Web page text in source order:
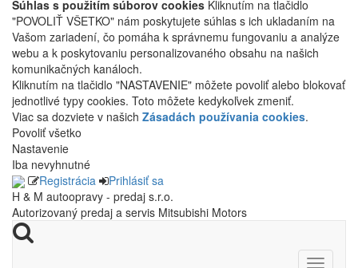
Súhlas s použitím súborov cookies Kliknutím na tlačidlo
"POVOLIŤ VŠETKO" nám poskytujete súhlas s ich ukladaním na
Vašom zariadení, čo pomáha k správnemu fungovaniu a analýze
webu a k poskytovaniu personalizovaného obsahu na našich
komunikačných kanáloch.
Kliknutím na tlačidlo "NASTAVENIE" môžete povoliť alebo blokovať
jednotlivé typy cookies. Toto môžete kedykoľvek zmeniť.
Viac sa dozviete v našich Zásadách používania cookies.
Povoliť všetko
Nastavenie
Iba nevyhnutné
Registrácia
Prihlásiť sa
H & M autoopravy - predaj s.r.o.
Autorizovaný predaj a servis Mitsubishi Motors